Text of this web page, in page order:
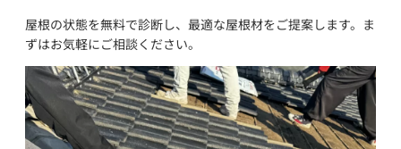
屋根の状態を無料で診断し、最適な屋根材をご提案します。ま
ずはお気軽にご相談ください。